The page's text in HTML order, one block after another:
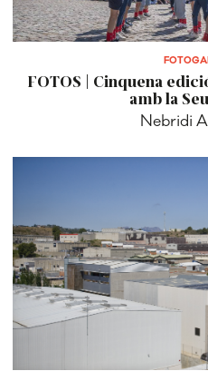
FOTOS | Cinquena
amb la
Nebridi